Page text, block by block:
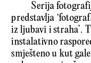
Serija
predstavlja
iz ljubavi i straha’.
instalativno
smješteno u kut